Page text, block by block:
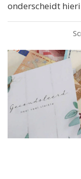
onderscheidt